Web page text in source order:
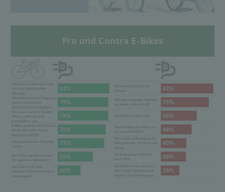
Pro und Contra E-Bikes